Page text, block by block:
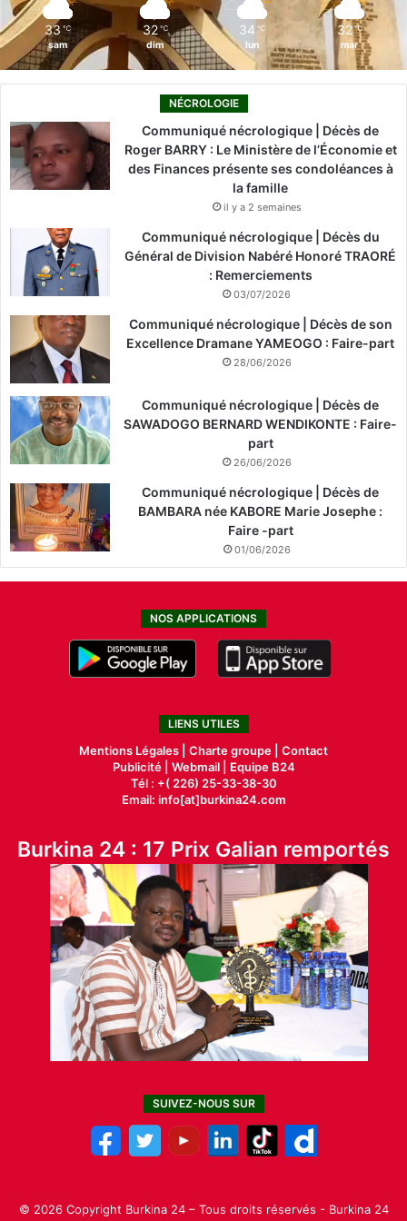
33 ℃
sam
32 ℃
dim
34 ℃
lun
32 ℃
mar
NÉCROLOGIE
Communiqué nécrologique | Décès de
Roger BARRY : Le Ministère de l’Économie et
des Finances présente ses condoléances à
la famille
il y a 2 semaines
Communiqué nécrologique | Décès du
Général de Division Nabéré Honoré TRAORÉ
: Remerciements
03/07/2026
Communiqué nécrologique | Décès de son
Excellence Dramane YAMEOGO : Faire-part
28/06/2026
Communiqué nécrologique | Décès de
SAWADOGO BERNARD WENDIKONTE : Faire-
part
26/06/2026
Communiqué nécrologique | Décès de
BAMBARA née KABORE Marie Josephe :
Faire -part
01/06/2026
NOS APPLICATIONS
LIENS UTILES
Mentions Légales | Charte groupe | Contact
Publicité| Webmail |
Equipe B24
Tél : +( 226) 25-33-38-30
Email: info[at]burkina24.com
Burkina 24 : 17 Prix Galian remportés
SUIVEZ-NOUS SUR
© 2026 Copyright Burkina 24 – Tous droits réservés - Burkina 24